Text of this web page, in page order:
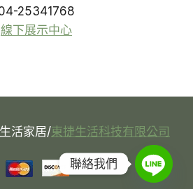
25341768
線下展示中心
活家居/東捷生活科技有限公司
聯絡我們